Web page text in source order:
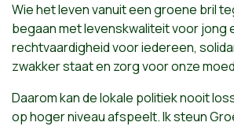
Wie het leven vanuit een groene bril
begaan met levenskwaliteit voor jong
rechtvaardigheid voor iedereen,
zwakker staat en zorg voor onze
Daarom kan de lokale politiek nooit
op hoger niveau afspeelt. Ik steun